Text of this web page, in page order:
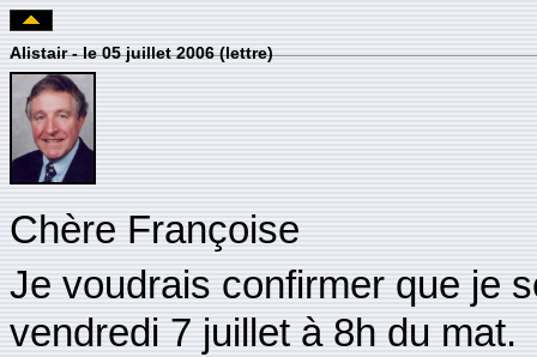
Alistair - le 05 juillet 2006 (lettre)
Chère Françoise
Je voudrais confirmer que je
vendredi 7 juillet à 8h du mat.